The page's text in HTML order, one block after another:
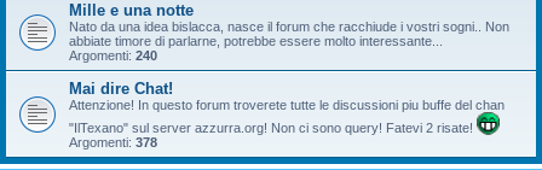
Mille e una notte
Nato da una idea bislacca, nasce il forum che racchiude i vostri sogni.. Non
abbiate timore di parlarne, potrebbe essere molto interessante...
Argomenti: 240
Mai dire Chat!
Attenzione! In questo forum troverete tutte le discussioni piu buffe del chan
"IlTexano" sul server azzurra.org! Non ci sono query! Fatevi 2 risate!
Argomenti: 378